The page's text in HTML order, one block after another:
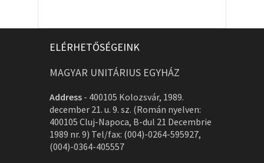
ELÉRHETŐSÉGEINK
MAGYAR UNITÁRIUS EGYHÁZ
Address - 400105 Kolozsvár, 1989.
december 21. u. 9. sz. (Román nyelven:
400105 Cluj-Napoca, B-dul 21 Decembrie
1989 nr. 9) Tel/fax: (004)-0264-595927,
(004)-0364-405557